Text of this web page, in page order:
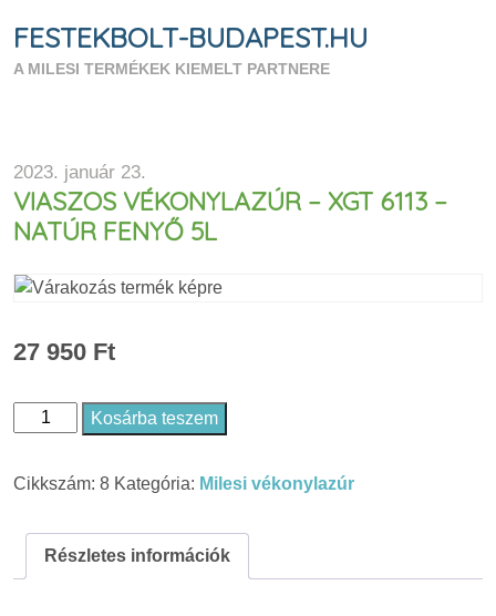
FESTEKBOLT-BUDAPEST.HU
A MILESI TERMÉKEK KIEMELT PARTNERE
2023. január 23.
VIASZOS VÉKONYLAZÚR – XGT 6113 –
NATÚR FENYŐ 5L
27 950 Ft
Viaszos
-
Kosárba teszem
Cikkszám: 8 Kategória: Milesi vékonylazúr
Részletes információk